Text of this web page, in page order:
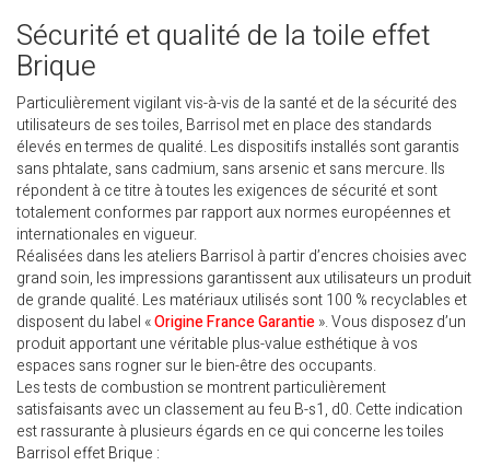
Sécurité et qualité de la toile effet
Brique
Particulièrement vigilant vis-à-vis de la santé et de la sécurité des
utilisateurs de ses toiles, Barrisol met en place des standards
élevés en termes de qualité. Les dispositifs installés sont garantis
sans phtalate, sans cadmium, sans arsenic et sans mercure. Ils
répondent à ce titre à toutes les exigences de sécurité et sont
totalement conformes par rapport aux normes européennes et
internationales en vigueur.
Réalisées dans les ateliers Barrisol à partir d’encres choisies avec
grand soin, les impressions garantissent aux utilisateurs un produit
de grande qualité. Les matériaux utilisés sont 100 % recyclables et
disposent du label «Origine France Garantie». Vous disposez d’un
produit apportant une véritable plus-value esthétique à vos
espaces sans rogner sur le bien-être des occupants.
Les tests de combustion se montrent particulièrement
satisfaisants avec un classement au feu B-s1, d0. Cette indication
est rassurante à plusieurs égards en ce qui concerne les toiles
Barrisol effet Brique :